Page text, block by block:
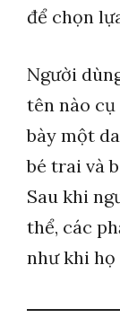
để chọn
Người
tên nào
bày một
bé trai và
Sau khi
thể, các
như khi họ